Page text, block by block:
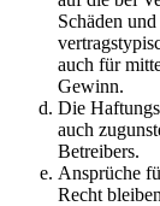
Schäden
auch für
Gewinn.
Die
auch
Betreibers.
Ansprüche
Recht